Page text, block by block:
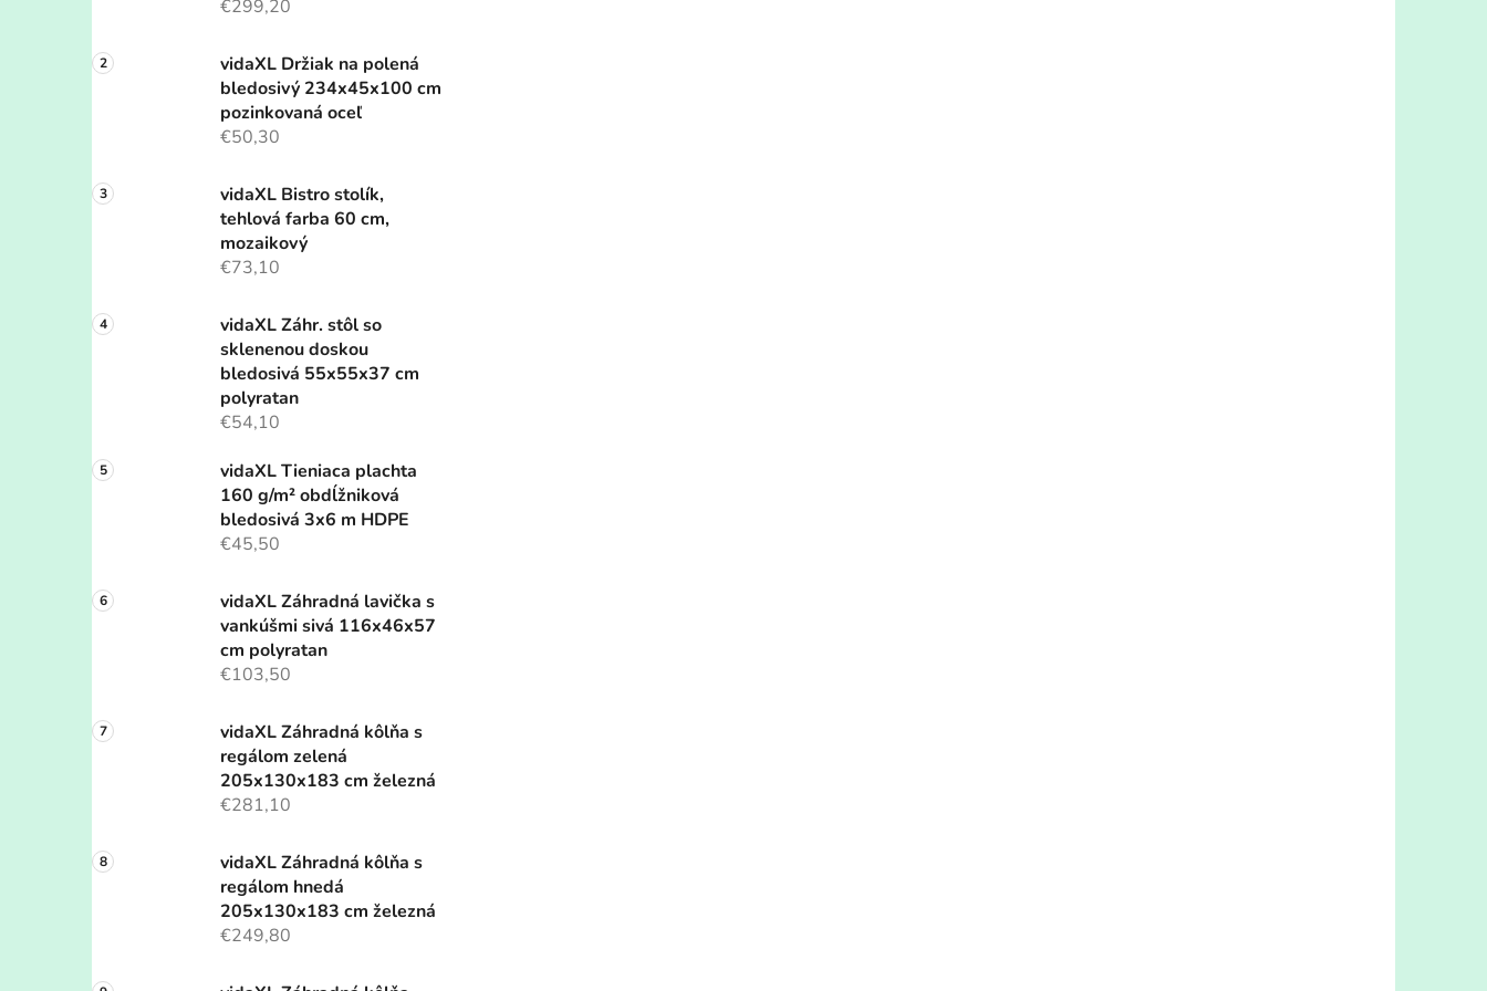
€299,20
vidaXL Držiak na polená
bledosivý 234x45x100 cm
pozinkovaná oceľ
€50,30
vidaXL Bistro stolík,
tehlová farba 60 cm,
mozaikový
€73,10
vidaXL Záhr. stôl so
sklenenou doskou
bledosivá 55x55x37 cm
polyratan
€54,10
vidaXL Tieniaca plachta
160 g/m² obdĺžniková
bledosivá 3x6 m HDPE
€45,50
vidaXL Záhradná lavička s
vankúšmi sivá 116x46x57
cm polyratan
€103,50
vidaXL Záhradná kôlňa s
regálom zelená
205x130x183 cm železná
€281,10
vidaXL Záhradná kôlňa s
regálom hnedá
205x130x183 cm železná
€249,80